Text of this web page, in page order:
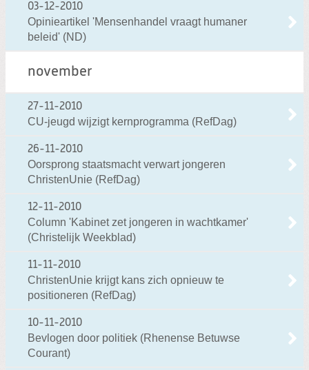
03-12-2010
Opinieartikel 'Mensenhandel vraagt humaner
beleid' (ND)
november
27-11-2010
CU-jeugd wijzigt kernprogramma (RefDag)
26-11-2010
Oorsprong staatsmacht verwart jongeren
ChristenUnie (RefDag)
12-11-2010
Column 'Kabinet zet jongeren in wachtkamer'
(Christelijk Weekblad)
11-11-2010
ChristenUnie krijgt kans zich opnieuw te
positioneren (RefDag)
10-11-2010
Bevlogen door politiek (Rhenense Betuwse
Courant)